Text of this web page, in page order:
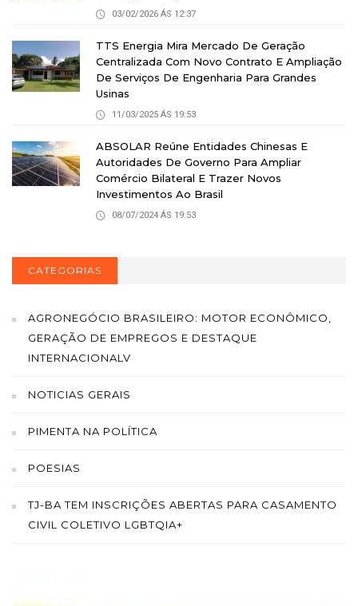
03/02/2026 ÁS 12:37
TTS Energia Mira Mercado De Geração
Centralizada Com Novo Contrato E Ampliação
De Serviços De Engenharia Para Grandes
Usinas
11/03/2025 ÁS 19:53
ABSOLAR Reúne Entidades Chinesas E
Autoridades De Governo Para Ampliar
Comércio Bilateral E Trazer Novos
Investimentos Ao Brasil
08/07/2024 ÁS 19:53
CATEGORIAS
AGRONEGÓCIO BRASILEIRO: MOTOR ECONÔMICO,
GERAÇÃO DE EMPREGOS E DESTAQUE
INTERNACIONALV
NOTICIAS GERAIS
PIMENTA NA POLÍTICA
POESIAS
TJ-BA TEM INSCRIÇÕES ABERTAS PARA CASAMENTO
CIVIL COLETIVO LGBTQIA+